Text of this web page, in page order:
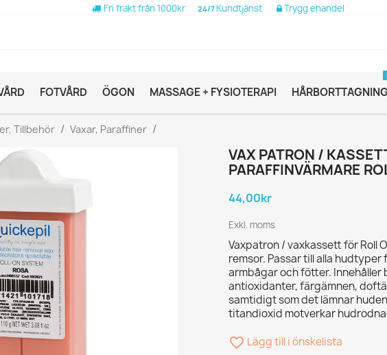
Fri frakt från 1000kr 24/7 Kundtjänst Trygg ehandel
FOTVÅRD ÖGON MASSAGE + FYSIOTERAPI HÅRBORTTAGNING
Tillbehör Vaxar, Paraffiner
VAX PATRON /
PARAFFINVÄRMARE
44,00kr
Exkl. moms
Vaxpatron / vaxkassett för Roll
remsor. Passar till alla
armbågar och fötter.
antioxidanter, färgämnen,
samtidigt som det lämnar
titandioxid motverkar
favorite_border Lägg till i önskelista